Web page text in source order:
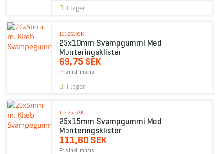
I lager
113-2510SK
25x10mm Svampgummi Med
Monteringsklister
69,75 SEK
Pris inkl. moms
I lager
113-2515SK
25x15mm Svampgummi Med
Monteringsklister
111,60 SEK
Pris inkl. moms